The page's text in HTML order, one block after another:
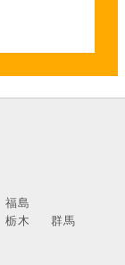
福島
栃木
群馬